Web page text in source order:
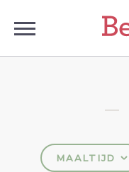
MAALTIJD